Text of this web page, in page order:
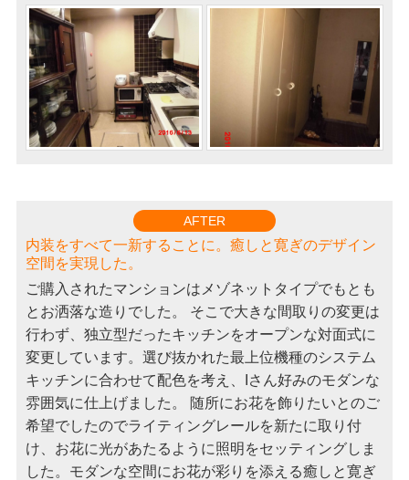
AFTER
内装をすべて一新することに。癒しと寛ぎのデザイン
空間を実現した。
ご購入されたマンションはメゾネットタイプでもとも
とお洒落な造りでした。 そこで大きな間取りの変更は
行わず、独立型だったキッチンをオープンな対面式に
変更しています。選び抜かれた最上位機種のシステム
キッチンに合わせて配色を考え、Iさん好みのモダンな
雰囲気に仕上げました。 随所にお花を飾りたいとのご
希望でしたのでライティングレールを新たに取り付
け、お花に光があたるように照明をセッティングしま
した。モダンな空間にお花が彩りを添える癒しと寛ぎ